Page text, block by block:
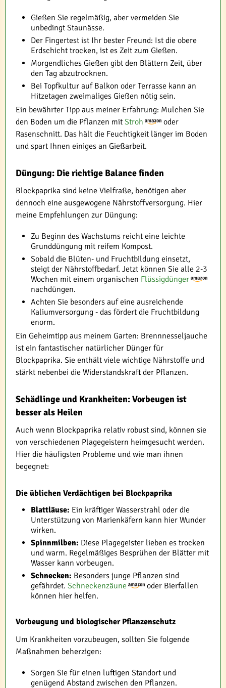
Gießen Sie regelmäßig, aber vermeiden Sie
unbedingt Staunässe.
Der Fingertest ist Ihr bester Freund: Ist die obere
Erdschicht trocken, ist es Zeit zum Gießen.
Morgendliches Gießen gibt den Blättern Zeit, über
den Tag abzutrocknen.
Bei Topfkultur auf Balkon oder Terrasse kann an
Hitzetagen zweimaliges Gießen nötig sein.
Ein bewährter Tipp aus meiner Erfahrung: Mulchen Sie
den Boden um die Pflanzen mit Stroh
oder
Rasenschnitt. Das hält die Feuchtigkeit länger im Boden
und spart Ihnen einiges an Gießarbeit.
Düngung: Die richtige Balance finden
Blockpaprika sind keine Vielfraße, benötigen aber
dennoch eine ausgewogene Nährstoffversorgung. Hier
meine Empfehlungen zur Düngung:
Zu Beginn des Wachstums reicht eine leichte
Grunddüngung mit reifem Kompost.
Sobald die Blüten- und Fruchtbildung einsetzt,
steigt der Nährstoffbedarf. Jetzt können Sie alle 2-3
Wochen mit einem organischen Flüssigdünger
nachdüngen.
Achten Sie besonders auf eine ausreichende
Kaliumversorgung - das fördert die Fruchtbildung
enorm.
Ein Geheimtipp aus meinem Garten: Brennnesseljauche
ist ein fantastischer natürlicher Dünger für
Blockpaprika. Sie enthält viele wichtige Nährstoffe und
stärkt nebenbei die Widerstandskraft der Pflanzen.
Schädlinge und Krankheiten: Vorbeugen ist
besser als Heilen
Auch wenn Blockpaprika relativ robust sind, können sie
von verschiedenen Plagegeistern heimgesucht werden.
Hier die häufigsten Probleme und wie man ihnen
begegnet:
Die üblichen Verdächtigen bei Blockpaprika
Blattläuse: Ein kräftiger Wasserstrahl oder die
Unterstützung von Marienkäfern kann hier Wunder
wirken.
Spinnmilben: Diese Plagegeister lieben es trocken
und warm. Regelmäßiges Besprühen der Blätter mit
Wasser kann vorbeugen.
Schnecken: Besonders junge Pflanzen sind
gefährdet. Schneckenzäune
oder Bierfallen
können hier helfen.
Vorbeugung und biologischer Pflanzenschutz
Um Krankheiten vorzubeugen, sollten Sie folgende
Maßnahmen beherzigen:
Sorgen Sie für einen luftigen Standort und
genügend Abstand zwischen den Pflanzen.